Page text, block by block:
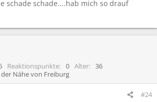
schade schade....hab mich so drauf
Reaktionspunkte 0 Alter
36
Nähe von Freiburg
#24